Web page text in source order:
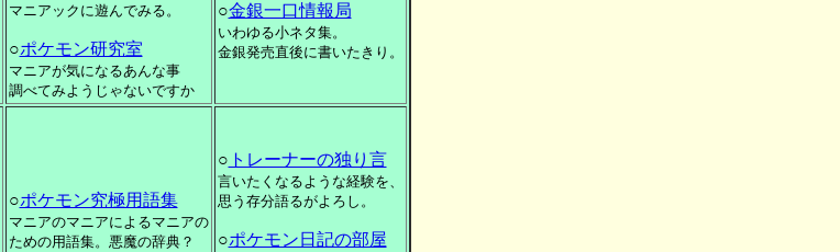
マニアックに遊んでみる。
○ポケモン研究室
マニアが気になるあんな事
調べてみようじゃないですか
○金銀一口情報局
いわゆる小ネタ集。
金銀発売直後に書いたきり。
○ポケモン究極用語集
マニアのマニアによるマニアの
ための用語集。悪魔の辞典？
○ トレーナーの独り言
言いたくなるような経験を、
思う存分語るがよろし。
○ポケモン日記の部屋